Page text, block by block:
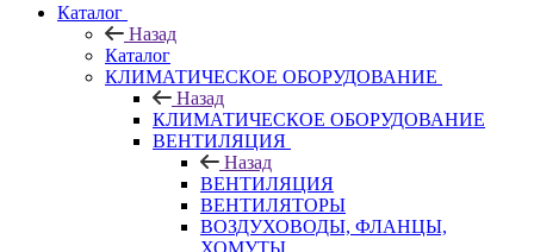
Каталог
Назад
Каталог
КЛИМАТИЧЕСКОЕ ОБОРУДОВАНИЕ
Назад
КЛИМАТИЧЕСКОЕ ОБОРУДОВАНИЕ
ВЕНТИЛЯЦИЯ
Назад
ВЕНТИЛЯЦИЯ
ВЕНТИЛЯТОРЫ
ВОЗДУХОВОДЫ, ФЛАНЦЫ,
ХОМУТЫ